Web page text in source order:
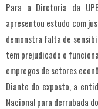
Para a Diretoria da
apresentou estudo com
demonstra falta de
tem prejudicado o
empregos de setores
Diante do exposto, a
Nacional para derrubada